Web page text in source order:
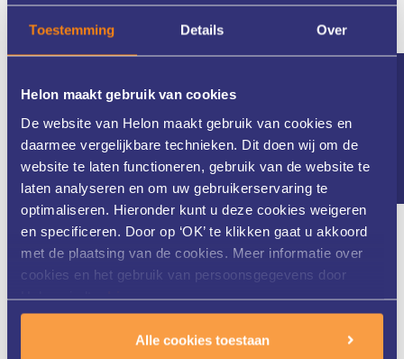
Toestemming Details Over
Helon maakt gebruik van cookies
De website van Helon maakt gebruik van cookies en
daarmee vergelijkbare technieken. Dit doen wij om de
website te laten functioneren, gebruik van de website te
laten analyseren en om uw gebruikerservaring te
optimaliseren. Hieronder kunt u deze cookies weigeren
en specificeren. Door op ‘OK’ te klikken gaat u akkoord
met de plaatsing van de cookies. Meer informatie over
cookies en het gebruik van persoonsgegevens door
Helon vindt uhier.
Alle cookies toestaan
Meer dan 25 jaar ervaring
Helon Huidkliniek in Twente is al meer dan 25 jaar
gespecialiseerd in zowel medische als cosmetische huid- en
laserbehandelingen. Ons gedreven team van huidtherapeuten
werkt nauw samen met de dermatologen van ZGT. Dit alles staat
garant voor een zeer uitgebreide kennis van uw huid en de